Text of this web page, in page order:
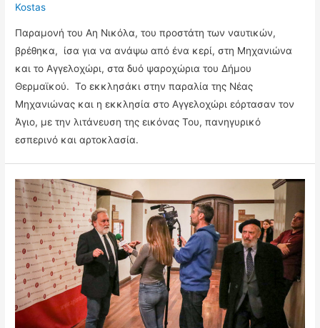
Kostas
Παραμονή του Αη Νικόλα, του προστάτη των ναυτικών,
βρέθηκα, ίσα για να ανάψω από ένα κερί, στη Μηχανιώνα
και το Αγγελοχώρι, στα δυό ψαροχώρια του Δήμου
Θερμαϊκού. Το εκκλησάκι στην παραλία της Νέας
Μηχανιώνας και η εκκλησία στο Αγγελοχώρι εόρτασαν τον
Άγιο, με την λιτάνευση της εικόνας Του, πανηγυρικό
εσπερινό και αρτοκλασία.